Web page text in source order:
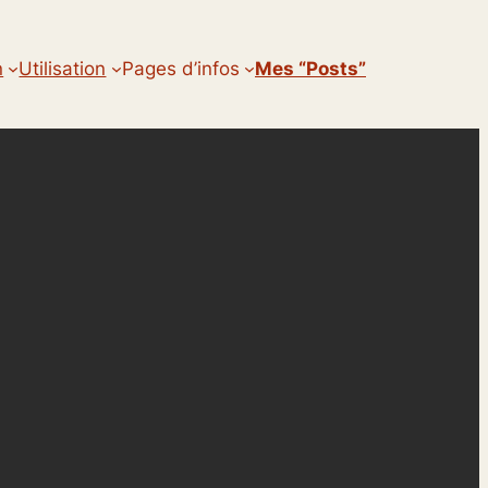
Utilisation Pages d’infos Mes “posts”